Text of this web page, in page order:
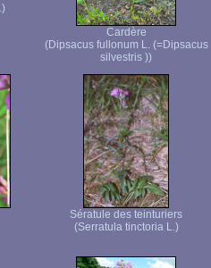
Cardère
(Dipsacus fullonum L. (=Dipsacus
silvestris ))
Sératule des teinturiers
(Serratula tinctoria L.)